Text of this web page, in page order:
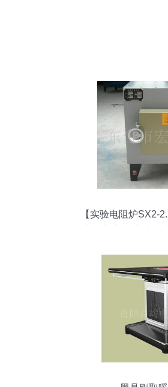
【实验电阻炉SX2-